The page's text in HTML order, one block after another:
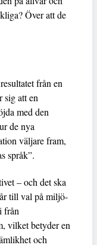
Över att de
från en
sig att en
med den
de nya
väljare fram,
språk”.
– och det ska
till val på miljö-
från
vilket betyder en
och